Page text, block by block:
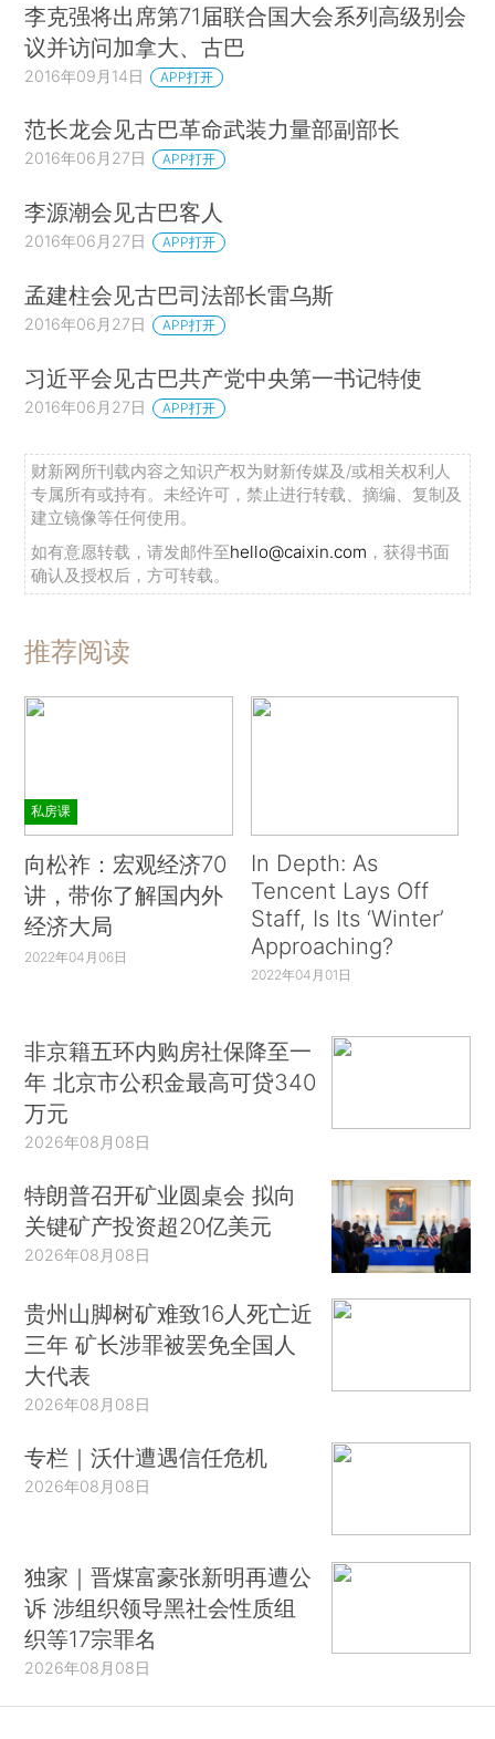
李克强将出席第71届联合国大会系列高级别会
议并访问加拿大、古巴
2016年09月14日 APP打开
范长龙会见古巴革命武装力量部副部长
2016年06月27日 APP打开
李源潮会见古巴客人
2016年06月27日 APP打开
孟建柱会见古巴司法部长雷乌斯
2016年06月27日 APP打开
习近平会见古巴共产党中央第一书记特使
2016年06月27日 APP打开
财新网所刊载内容之知识产权为财新传媒及/或相关权利人
专属所有或持有。未经许可，禁止进行转载、摘编、复制及
建立镜像等任何使用。
如有意愿转载，请发邮件至hello@caixin.com ，获得书面
确认及授权后，方可转载。
推荐阅读
私房课
向松祚：宏观经济70
讲，带你了解国内外
经济大局
2022年04月06日
In Depth: As
Tencent Lays Off
Staff, Is Its ‘Winter’
Approaching?
2022年04月01日
非京籍五环内购房社保降至一
年 北京市公积金最高可贷340
万元
2026年08月08日
特朗普召开矿业圆桌会 拟向
关键矿产投资超20亿美元
2026年08月08日
贵州山脚树矿难致16人死亡近
三年 矿长涉罪被罢免全国人
大代表
2026年08月08日
专栏｜沃什遭遇信任危机
2026年08月08日
独家｜晋煤富豪张新明再遭公
诉 涉组织领导黑社会性质组
织等17宗罪名
2026年08月08日